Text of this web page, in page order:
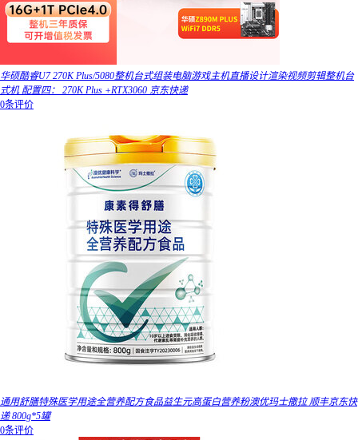
华硕酷睿U7 270K Plus/5080整机台式组装电脑游戏主机直播设计渲染视频剪辑整机台
式机 配置四： 270K Plus +RTX3060 京东快递
0条评价
通用舒膳特殊医学用途全营养配方食品益生元高蛋白营养粉澳优玛士撒拉 顺丰京东快
递 800g*5罐
0条评价